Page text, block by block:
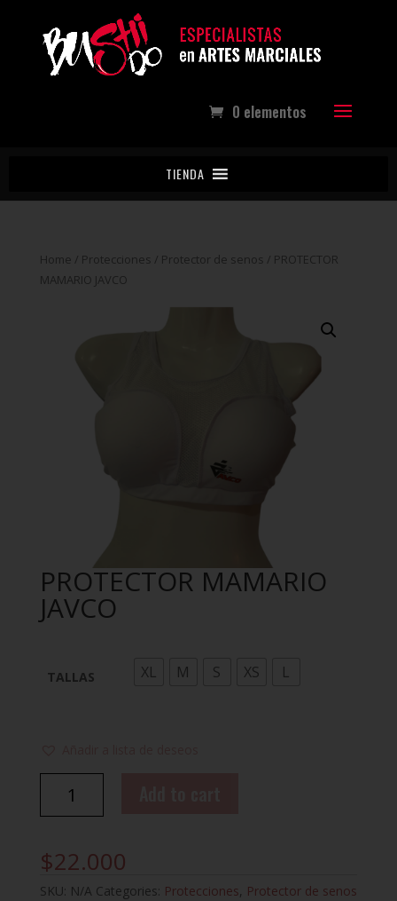
0 elementos
TIENDA
Home / Protecciones / Protector de senos / PROTECTOR
MAMARIO JAVCO
PROTECTOR MAMARIO
JAVCO
TALLAS XL M S XS L
MAMARIO
$22.000
SKU: N/A Categories: Protecciones, Protector de senos